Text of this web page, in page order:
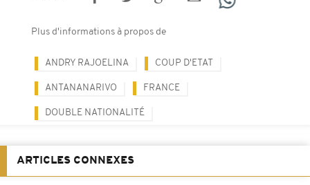
Plus d'informations à propos de
ANDRY RAJOELINA COUP D'ETAT
ANTANANARIVO FRANCE
DOUBLE NATIONALITÉ
ARTICLES CONNEXES